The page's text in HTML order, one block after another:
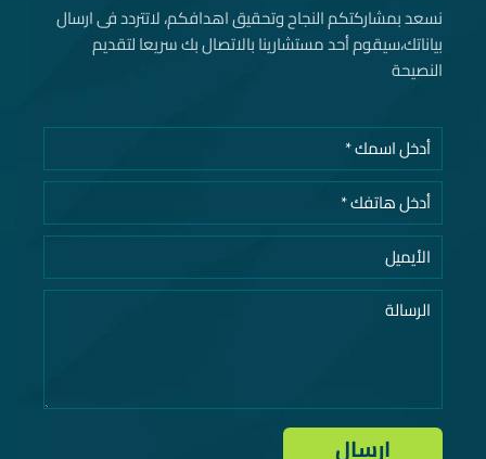
نسعد بمشاركتكم النجاح وتحقيق اهدافكم، لاتتردد فى ارسال
بياناتك، سيقوم أحد مستشارينا بالاتصال بك سريعا لتقديم
النصيحة